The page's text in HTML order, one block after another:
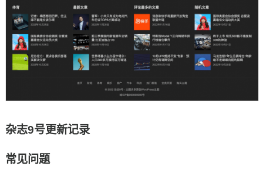
杂志9号更新记录
常见问题